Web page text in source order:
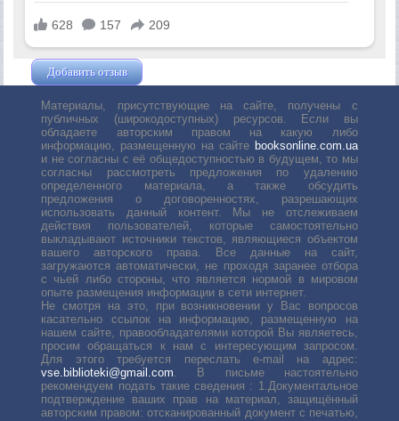
Добавить отзыв
Материалы, присутствующие на сайте, получены с
публичных (широкодоступных) ресурсов. Если вы
обладаете авторским правом на какую либо
информацию, размещенную на сайте booksonline.com.ua
и не согласны с её общедоступностью в будущем, то мы
согласны рассмотреть предложения по удалению
определенного материала, а также обсудить
предложения о договоренностях, разрешающих
использовать данный контент. Мы не отслеживаем
действия пользователей, которые самостоятельно
выкладывают источники текстов, являющиеся объектом
вашего авторского права. Все данные на сайт,
загружаются автоматически, не проходя заранее отбора
с чьей либо стороны, что является нормой в мировом
опыте размещения информации в сети интернет.
Не смотря на это, при возникновении у Вас вопросов
касательно ссылок на информацию, размещенную на
нашем сайте, правообладателями которой Вы являетесь,
просим обращаться к нам с интересующим запросом.
Для этого требуется переслать е-mail на адрес:
vse.biblioteki@gmail.com . В письме настоятельно
рекомендуем подать такие сведения : 1.Документальное
подтверждение ваших прав на материал, защищённый
авторским правом: отсканированный документ с печатью,